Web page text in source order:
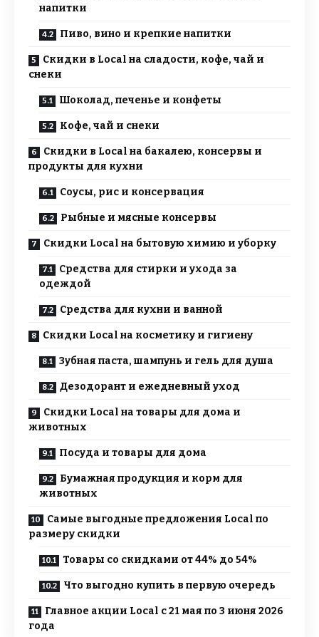
напитки
Пиво, вино и крепкие напитки
Скидки в Local на сладости, кофе, чай и
снеки
Шоколад, печенье и конфеты
Кофе, чай и снеки
Скидки в Local на бакалею, консервы и
продукты для кухни
Соусы, рис и консервация
Рыбные и мясные консервы
Скидки Local на бытовую химию и уборку
Средства для стирки и ухода за
одеждой
Средства для кухни и ванной
Скидки Local на косметику и гигиену
Зубная паста, шампунь и гель для душа
Дезодорант и ежедневный уход
Скидки Local на товары для дома и
животных
Посуда и товары для дома
Бумажная продукция и корм для
животных
Самые выгодные предложения Local по
размеру скидки
Товары со скидками от 44% до 54%
Что выгодно купить в первую очередь
Главное акции Local с 21 мая по 3 июня 2026
года